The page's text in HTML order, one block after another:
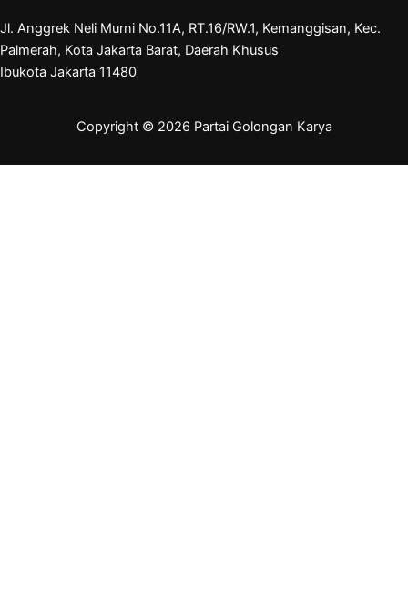
Jl. Anggrek Neli Murni No.11A, RT.16/RW.1, Kemanggisan, Kec.
Palmerah, Kota Jakarta Barat, Daerah Khusus
Ibukota Jakarta 11480
Copyright © 2026 Partai Golongan Karya